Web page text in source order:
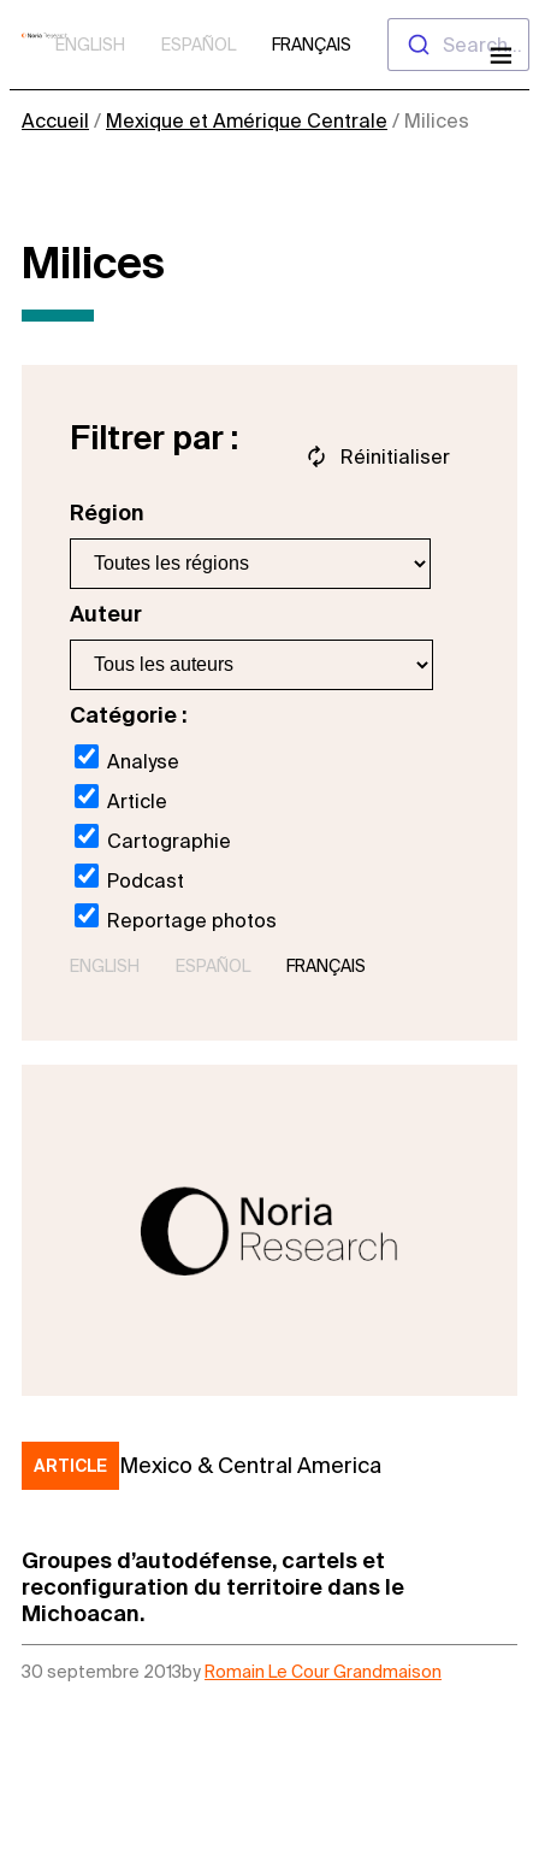
Aller
ENGLISH ESPAÑOL FRANÇAIS Search...
Accueil / Mexique et Amérique Centrale / Milices
Milices
Filtrer par :
Région
Auteur
Catégorie :
Analyse
Article
Cartographie
Podcast
Reportage photos
Réinitialiser
ENGLISH ESPAÑOL FRANÇAIS
ARTICLE Mexico & Central America
Groupes d’autodéfense, cartels et
reconfiguration du territoire dans le
Michoacan.
30 septembre 2013by Romain Le Cour Grandmaison